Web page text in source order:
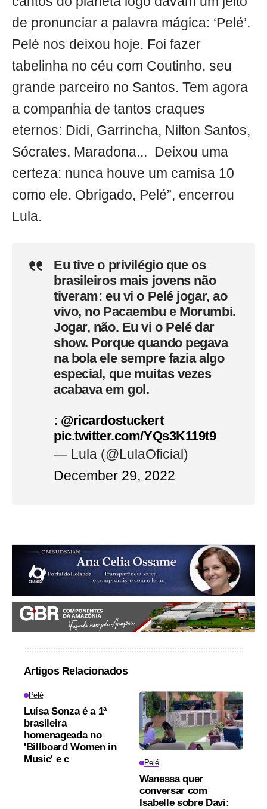
de pronunciar a palavra mágica: ‘Pelé’.
Pelé nos deixou hoje. Foi fazer
tabelinha no céu com Coutinho, seu
grande parceiro no Santos. Tem agora
a companhia de tantos craques
eternos: Didi, Garrincha, Nilton Santos,
Sócrates, Maradona... Deixou uma
certeza: nunca houve um camisa 10
como ele. Obrigado, Pelé”, encerrou
Lula.
Eu tive o privilégio que os
brasileiros mais jovens não
tiveram: eu vi o Pelé jogar, ao
vivo, no Pacaembu e Morumbi.
Jogar, não. Eu vi o Pelé dar
show. Porque quando pegava
na bola ele sempre fazia algo
especial, que muitas vezes
acabava em gol.
: @ricardostuckert
pic.twitter.com/YQs3K119t9
— Lula (@LulaOficial)
December 29, 2022
Artigos Relacionados
Pelé
Luísa Sonza é a 1ª
brasileira
homenageada no
'Billboard Women in
Music' e c
Pelé
Wanessa quer
conversar com
Isabelle sobre Davi: